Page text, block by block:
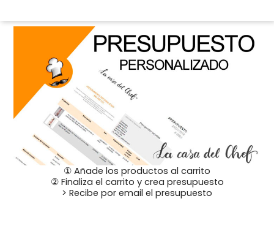
① Añade los productos al carrito
② Finaliza el carrito y crea presupuesto
> Recibe por email el presupuesto